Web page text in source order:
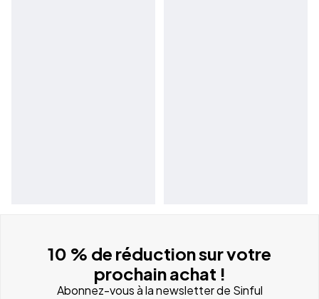
10 % de réduction sur votre
prochain achat !
Abonnez-vous à la newsletter de Sinful